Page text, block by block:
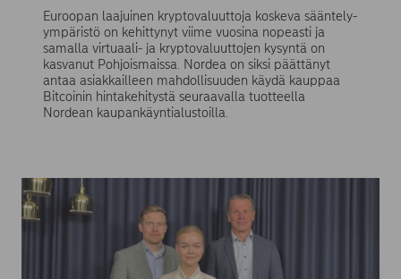
Euroopan laajuinen kryptovaluuttoja koskeva sääntely-
ympäristö on kehittynyt viime vuosina nopeasti ja
samalla virtuaali- ja kryptovaluuttojen kysyntä on
kasvanut Pohjoismaissa. Nordea on siksi päättänyt
antaa asiakkailleen mahdollisuuden käydä kauppaa
Bitcoinin hintakehitystä seuraavalla tuotteella
Nordean kaupankäyntialustoilla.